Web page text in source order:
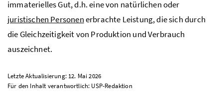
immaterielles Gut,d.h.eine von natürlichen oder
juristischen Personenerbrachte Leistung, die sich durch
die Gleichzeitigkeit von Produktion und Verbrauch
auszeichnet.
Letzte Aktualisierung: 12. Mai 2026
Für den Inhalt verantwortlich: USP-Redaktion